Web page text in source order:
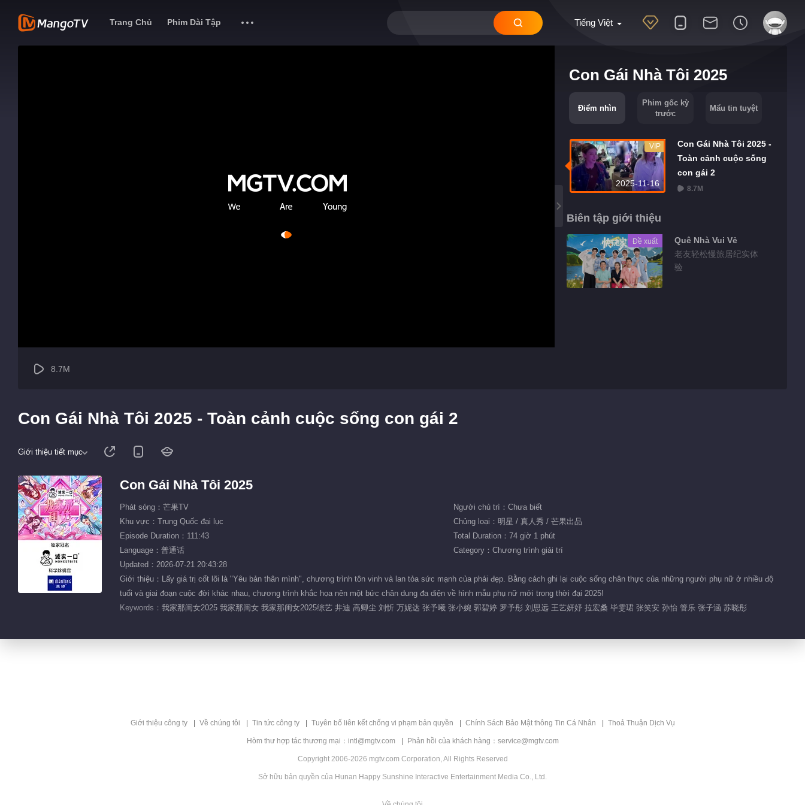
Tiếng Việt
Trang Chủ Phim Dài Tập
Con Gái Nhà Tôi 2025
Điểm nhìn
Phim gốc kỳ
trước
Mẩu tin tuyệt
2025-11-16
VIP
Con Gái Nhà Tôi 2025 -
Toàn cảnh cuộc sống
con gái 2
8.7M
Biên tập giới thiệu
Đề xuất
Quê Nhà Vui Vẻ
老友轻松慢旅居纪实体
验
8.7M
Con Gái Nhà Tôi 2025 - Toàn cảnh cuộc sống con gái 2
Giới thiệu tiết mục
Con Gái Nhà Tôi 2025
Phát sóng：芒果TV
Người chủ trì：Chưa biết
Khu vực：Trung Quốc đại lục
Chủng loại：明星 / 真人秀 / 芒果出品
Episode Duration：111:43
Total Duration：74 giờ 1 phút
Language：普通话
Category：Chương trình giải trí
Updated：2026-07-21 20:43:28
Giới thiệu：Lấy giá trị cốt lõi là "Yêu bản thân mình", chương trình tôn vinh và lan tỏa sức mạnh của phái đẹp. Bằng cách ghi lại cuộc sống chân thực của những người phụ nữ ở nhiều độ
tuổi và giai đoạn cuộc đời khác nhau, chương trình khắc họa nên một bức chân dung đa diện về hình mẫu phụ nữ mới trong thời đại 2025!
Keywords： 我家那闺女2025 我家那闺女 我家那闺女2025综艺 井迪 高卿尘 刘忻 万妮达 张予曦 张小婉 郭碧婷 罗予彤 刘思远 王艺妍妤 拉宏桑 毕雯珺 张笑安 孙怡 管乐 张子涵 苏晓彤
Giới thiệu công ty Về chúng tôi Tin tức công ty Tuyên bố liên kết chống vi phạm bản quyền Chính Sách Bảo Mật thông Tin Cá Nhân Thoả Thuận Dịch Vụ
Hòm thư hợp tác thương mại：intl@mgtv.com Phản hồi của khách hàng：service@mgtv.com
Copyright 2006-2026 mgtv.com Corporation, All Rights Reserved
Sở hữu bản quyền của Hunan Happy Sunshine Interactive Entertainment Media Co., Ltd.